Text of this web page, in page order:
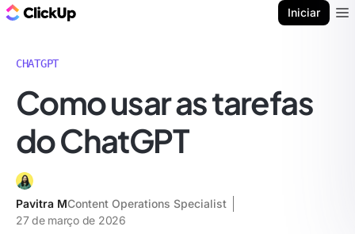
Iniciar
CHATGPT
Como usar as tarefas
do ChatGPT
Pavitra MContent Operations Specialist
27 de março de 2026